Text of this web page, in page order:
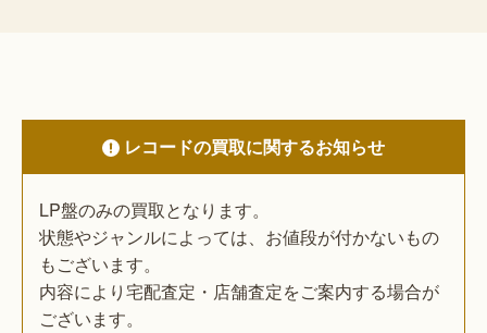
レコードの買取に関するお知らせ
LP盤のみの買取となります。
状態やジャンルによっては、お値段が付かないもの
もございます。
内容により宅配査定・店舗査定をご案内する場合が
ございます。